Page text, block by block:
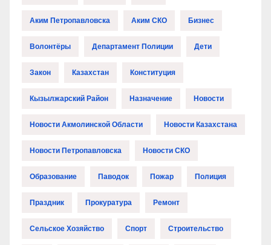
Аким Петропавловска Аким СКО Бизнес
Волонтёры Департамент Полиции Дети
Закон Казахстан Конституция
Кызылжарский Район Назначение Новости
Новости Акмолинской Области Новости Казахстана
Новости Петропавловска Новости СКО
Образование Паводок Пожар Полиция
Праздник Прокуратура Ремонт
Сельское Хозяйство Спорт Строительство